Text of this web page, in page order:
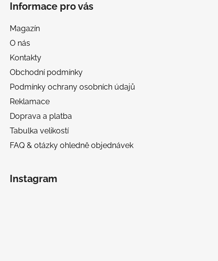
Informace pro vás
Magazín
O nás
Kontakty
Obchodní podmínky
Podmínky ochrany osobních údajů
Reklamace
Doprava a platba
Tabulka velikostí
FAQ & otázky ohledně objednávek
Instagram